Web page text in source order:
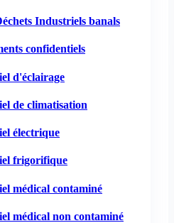
Industriels banals
confidentiels
d'éclairage
de climatisation
électrique
frigorifique
médical contaminé
médical non contaminé